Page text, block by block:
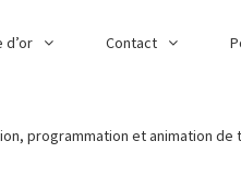
d’or Contact
programmation et animation de